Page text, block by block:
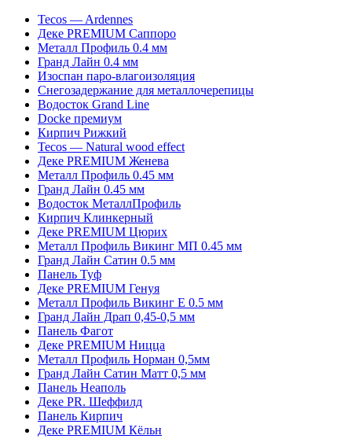
Tecos — Ardennes
Деке PREMIUM Саппоро
Металл Профиль 0.4 мм
Гранд Лайн 0.4 мм
Изоспан паро-влагоизоляция
Снегозадержание для металлочерепицы
Водосток Grand Line
Docke премиум
Кирпич Рижкий
Tecos — Natural wood effect
Деке PREMIUM Женева
Металл Профиль 0.45 мм
Гранд Лайн 0.45 мм
Водосток МеталлПрофиль
Кирпич Клинкерный
Деке PREMIUM Цюрих
Металл Профиль Викинг MП 0.45 мм
Гранд Лайн Сатин 0.5 мм
Панель Туф
Деке PREMIUM Генуя
Металл Профиль Викинг Е 0.5 мм
Гранд Лайн Драп 0,45-0,5 мм
Панель Фагот
Деке PREMIUM Ницца
Металл Профиль Норман 0,5мм
Гранд Лайн Сатин Матт 0,5 мм
Панель Неаполь
Деке PR. Шеффилд
Панель Кирпич
Деке PREMIUM Кёльн